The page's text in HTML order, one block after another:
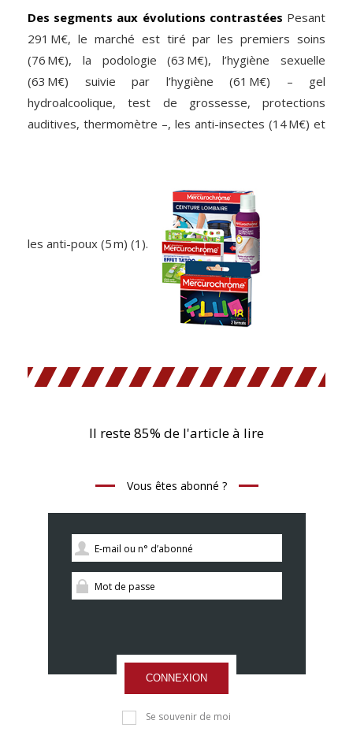
Des segments aux évolutions contrastées Pesant
291 M€, le marché est tiré par les premiers soins
(76 M€), la podologie (63 M€), l’hygiène sexuelle
(63 M€) suivie par l’hygiène (61 M€) – gel
hydroalcoolique, test de grossesse, protections
auditives, thermomètre –, les anti-insectes (14 M€) et
les anti-poux (5 m) (1).
Il reste 85% de l'article à lire
Vous êtes abonné ?
CONNEXION
Se souvenir de moi